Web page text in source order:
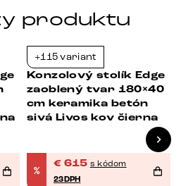
produktu
+115 variant
Konzolový stolík Edge
zaoblený tvar 180×40
cm keramika betón
sivá Livos kov čierna
%
€ 615 s kódom
23DPH